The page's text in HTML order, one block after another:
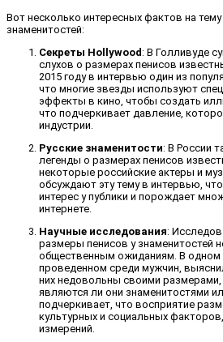
Вот несколько интересных фактов на
знаменитостей:
Секреты Hollywood : В Голливуде
слухов о размерах пенисов
2015 году в интервью один из
что многие звезды используют
эффекты в кино, чтобы создать
что подчеркивает давление,
индустрии.
Русские знаменитости: В России
легенды о размерах пенисов
некоторые российские актеры и
обсуждают эту тему в интервью,
интерес у публики и порождает
интернете.
Научные исследования:
размеры пенисов у знаменитостей
общественным ожиданиям. В одном
проведенном среди мужчин,
них недовольны своими размерами,
являются ли они знаменитостями
подчеркивает, что восприятие
культурных и социальных
измерений.